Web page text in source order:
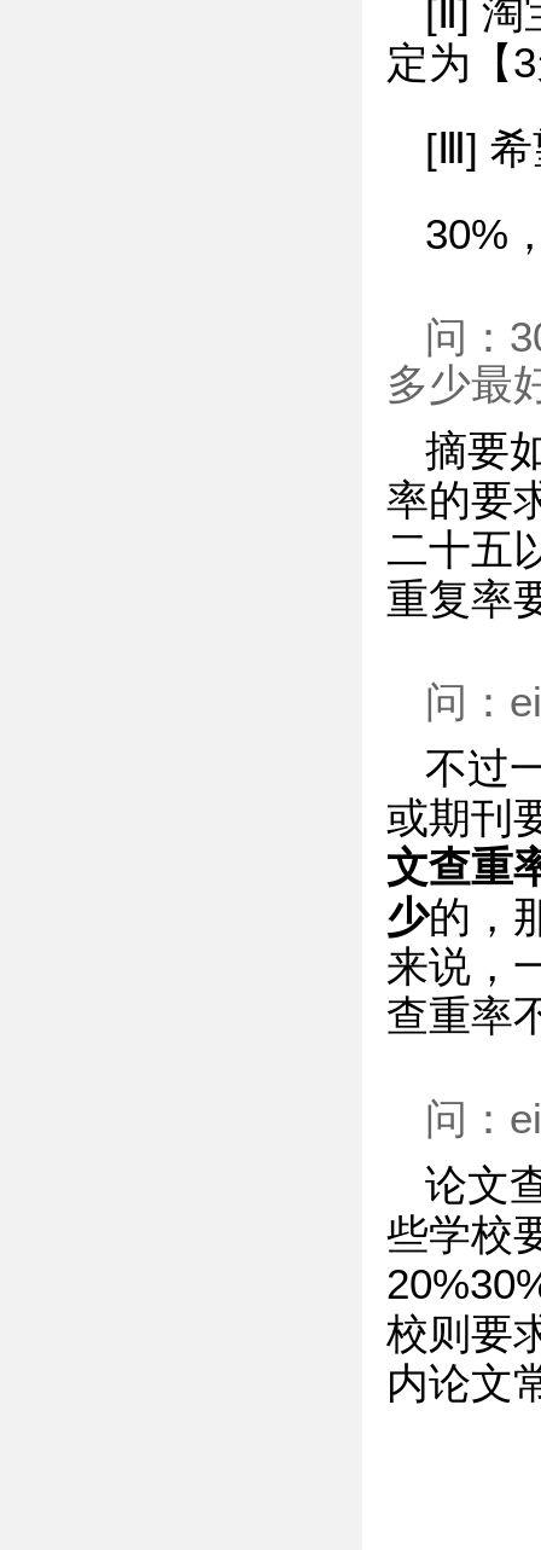
[Ⅱ]
定为【
[Ⅲ] 希
30%
问：
多少最
摘要
率的要
二十五
重复率
问：
不过
或期刊
文查重
少的，
来说，
查重率
问：
论文
些学校
校则要
内论文